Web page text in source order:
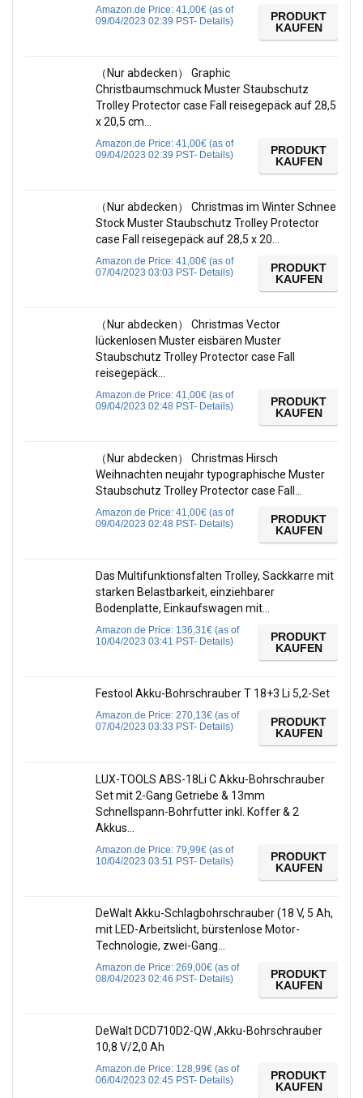
Amazon.de Price: 41,00€ (as of
09/04/2023 02:39 PST- Details)
PRODUKT
KAUFEN
（Nur abdecken） Graphic
Christbaumschmuck Muster Staubschutz
Trolley Protector case Fall reisegepäck auf 28,5
x 20,5 cm…
Amazon.de Price: 41,00€ (as of
09/04/2023 02:39 PST- Details)
PRODUKT
KAUFEN
（Nur abdecken） Christmas im Winter Schnee
Stock Muster Staubschutz Trolley Protector
case Fall reisegepäck auf 28,5 x 20…
Amazon.de Price: 41,00€ (as of
07/04/2023 03:03 PST- Details)
PRODUKT
KAUFEN
（Nur abdecken） Christmas Vector
lückenlosen Muster eisbären Muster
Staubschutz Trolley Protector case Fall
reisegepäck…
Amazon.de Price: 41,00€ (as of
09/04/2023 02:48 PST- Details)
PRODUKT
KAUFEN
（Nur abdecken） Christmas Hirsch
Weihnachten neujahr typographische Muster
Staubschutz Trolley Protector case Fall…
Amazon.de Price: 41,00€ (as of
09/04/2023 02:48 PST- Details)
PRODUKT
KAUFEN
Das Multifunktionsfalten Trolley, Sackkarre mit
starken Belastbarkeit, einziehbarer
Bodenplatte, Einkaufswagen mit…
Amazon.de Price: 136,31€ (as of
10/04/2023 03:41 PST- Details)
PRODUKT
KAUFEN
Festool Akku-Bohrschrauber T 18+3 Li 5,2-Set
Amazon.de Price: 270,13€ (as of
07/04/2023 03:33 PST- Details)
PRODUKT
KAUFEN
LUX-TOOLS ABS-18Li C Akku-Bohrschrauber
Set mit 2-Gang Getriebe & 13mm
Schnellspann-Bohrfutter inkl. Koffer & 2
Akkus…
Amazon.de Price: 79,99€ (as of
10/04/2023 03:51 PST- Details)
PRODUKT
KAUFEN
DeWalt Akku-Schlagbohrschrauber (18 V, 5 Ah,
mit LED-Arbeitslicht, bürstenlose Motor-
Technologie, zwei-Gang…
Amazon.de Price: 269,00€ (as of
08/04/2023 02:46 PST- Details)
PRODUKT
KAUFEN
DeWalt DCD710D2-QW ,Akku-Bohrschrauber
10,8 V/2,0 Ah
Amazon.de Price: 128,99€ (as of
06/04/2023 02:45 PST- Details)
PRODUKT
KAUFEN